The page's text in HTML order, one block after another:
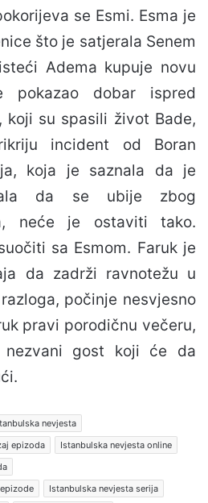
se Esmi. Esma je
što je satjerala Senem
Adema kupuje novu
dobar ispred
koji su spasili život Bade,
incident od Boran
koja je saznala da je
da se ubije zbog
neće je ostaviti tako.
sa Esmom. Faruk je
da zadrži ravnotežu u
počinje nesvjesno
pravi porodičnu večeru,
gost koji će da
nevjesta
epizoda
Istanbulska nevjesta online
Istanbulska nevjesta serija